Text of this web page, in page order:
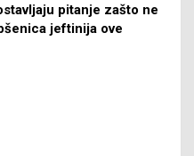
pitanje zašto ne
jeftinija ove